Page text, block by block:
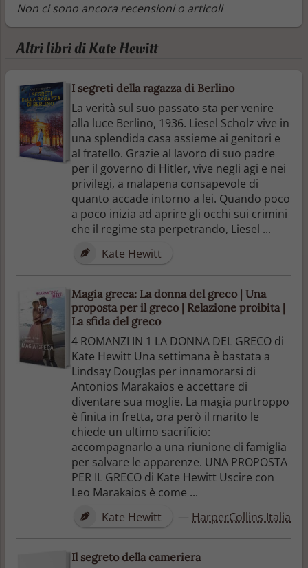
Non ci sono ancora recensioni o articoli
Altri libri di Kate Hewitt
I segreti della ragazza di Berlino
La verità sul suo passato sta per venire
alla luce Berlino, 1936. Liesel Scholz vive in
una splendida casa assieme ai genitori e
al fratello. Grazie al lavoro di suo padre
per il governo di Hitler, vive negli agi e nei
privilegi, a malapena consapevole di
quanto accade intorno a lei. Quando poco
a poco inizia ad aprire gli occhi sui crimini
che il regime sta perpetrando, Liesel ...
Kate Hewitt
Magia greca: La donna del greco | Una
proposta per il greco | Relazione proibita |
La sfida del greco
4 ROMANZI IN 1 LA DONNA DEL GRECO di
Kate Hewitt Una settimana è bastata a
Lindsay Douglas per innamorarsi di
Antonios Marakaios e accettare di
diventare sua moglie. La magia purtroppo
è finita in fretta, ora però il marito le
chiede un ultimo sacrificio:
accompagnarlo a una riunione di famiglia
per salvare le apparenze. UNA PROPOSTA
PER IL GRECO di Kate Hewitt Uscire con
Leo Marakaios è come ...
Kate Hewitt
— HarperCollins Italia
Il segreto della cameriera